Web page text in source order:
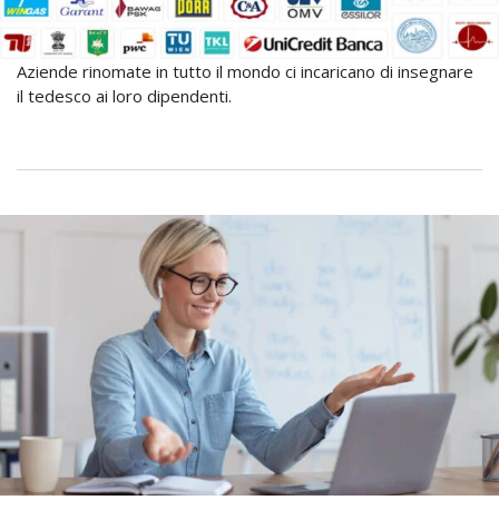
Aziende rinomate in tutto il mondo ci incaricano di insegnare
il tedesco ai loro dipendenti.